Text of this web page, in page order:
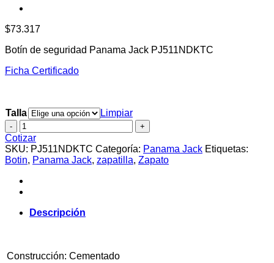
$73.317
Botín de seguridad Panama Jack PJ511NDKTC
Ficha Certificado
Talla
Limpiar
Zapato
de
seguridad
Panama
PJ511NDKTC
cantidad
Cotizar
SKU: PJ511NDKTC Categoría: Panama Jack Etiquetas:
Botin, Panama Jack, zapatilla, Zapato
Descripción
Construcción: Cementado